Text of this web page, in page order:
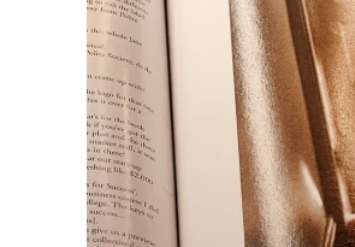
LUNA™ 4 mini
For young skin, T-zone
LUNA™ 4 go
For travel or gym bag
面部提拉護理
Premium anti-aging
BEAR™ 設備
All premium facelift
UFO™ 3 mini
Red light therapy
UFO™ 3 go
Portable red light
issa™ 4 smile
Hybrid silicone sonic
issa™ 4 baby
For ages 0-3
抗老
FAQ™ 101
Clinical anti-aging
FAQ™ 102
Advanced clinical anti-
LED 護
FAQ™ 201
LED mask
FAQ™ 202
LED mask
生髮
FAQ™ 301
LED hair strengthening
肌膚年
NEW
FAQ™ 501
Full-Spectrum Red
NEW